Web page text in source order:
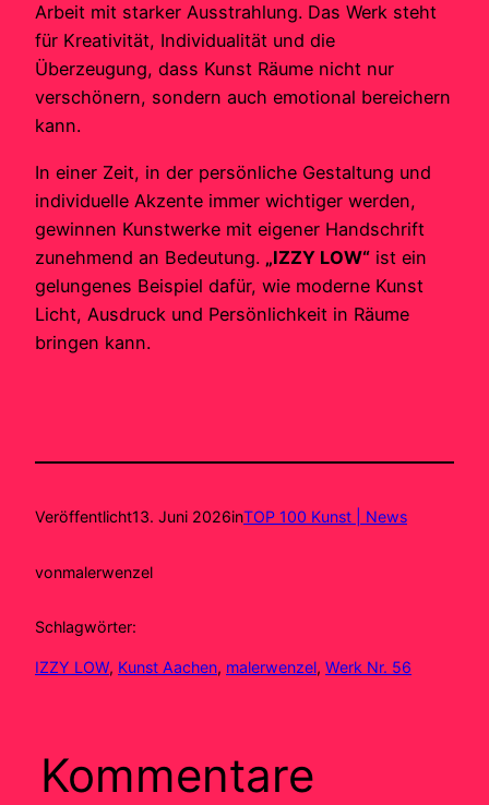
Arbeit mit starker Ausstrahlung. Das Werk steht
für Kreativität, Individualität und die
Überzeugung, dass Kunst Räume nicht nur
verschönern, sondern auch emotional bereichern
kann.
In einer Zeit, in der persönliche Gestaltung und
individuelle Akzente immer wichtiger werden,
gewinnen Kunstwerke mit eigener Handschrift
zunehmend an Bedeutung. „IZZY LOW“ ist ein
gelungenes Beispiel dafür, wie moderne Kunst
Licht, Ausdruck und Persönlichkeit in Räume
bringen kann.
Veröffentlicht13. Juni 2026inTOP 100 Kunst | News
vonmalerwenzel
Schlagwörter:
IZZY LOW, Kunst Aachen, malerwenzel, Werk Nr. 56
Kommentare